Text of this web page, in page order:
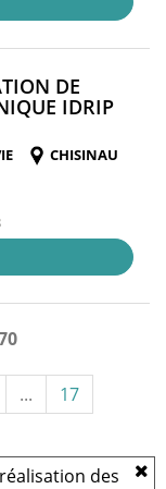
des
DE
IDRIP
CHISINAU
...
17